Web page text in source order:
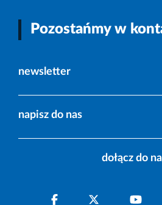
Pozostańmy w
newsletter
napisz do nas
dołącz do